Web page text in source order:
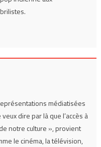
médiatisées
dire par là que l’accès à
notre culture », provient
le cinéma, la télévision,